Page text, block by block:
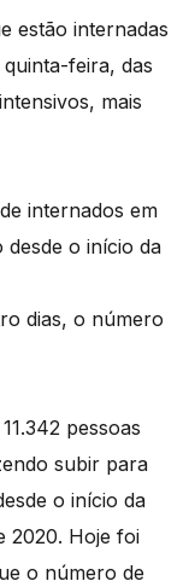
estão internadas
feira, das
mais
internados em
desde o início da
dias, o número
pessoas
subir para
o início da
2020. Hoje foi
o número de